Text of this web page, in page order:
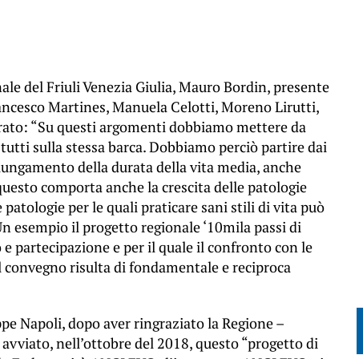
del Friuli Venezia Giulia, Mauro Bordin, presente
Martines, Manuela Celotti, Moreno Lirutti,
“Su questi argomenti dobbiamo mettere da
sulla stessa barca. Dobbiamo perciò partire dai
della durata della vita media, anche
comporta anche la crescita delle patologie
per le quali praticare sani stili di vita può
esempio il progetto regionale ‘10mila passi di
e partecipazione e per il quale il confronto con le
risulta di fondamentale e reciproca
Napoli, dopo aver ringraziato la Regione –
nell’ottobre del 2018, questo “progetto di